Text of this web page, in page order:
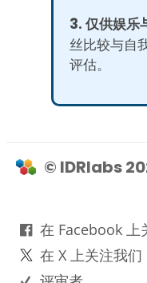
3. 仅供娱乐
丝比较与自
评估。
© IDRlabs
在 Facebook 上
在 X 上关注我们